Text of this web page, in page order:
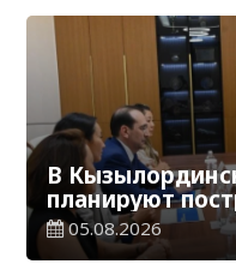
В
планируют
цифровизации
05.08.2026